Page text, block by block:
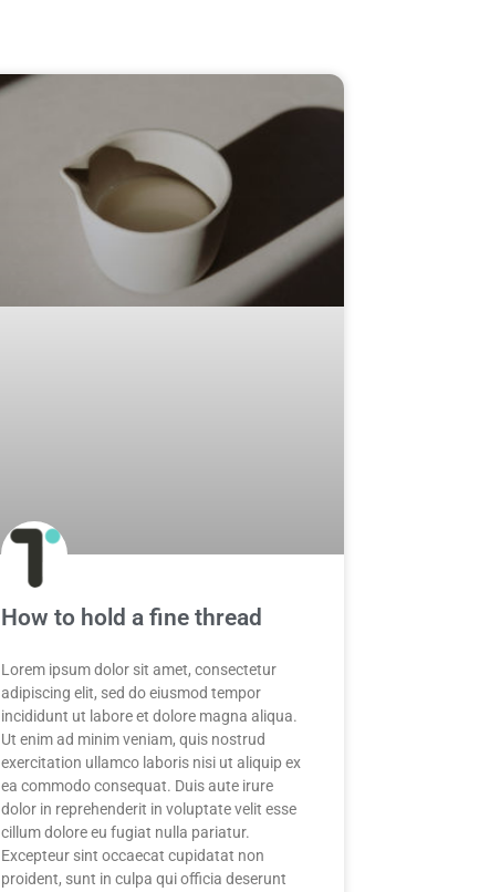
How to hold a fine thread
Lorem ipsum dolor sit amet, consectetur
adipiscing elit, sed do eiusmod tempor
incididunt ut labore et dolore magna aliqua.
Ut enim ad minim veniam, quis nostrud
exercitation ullamco laboris nisi ut aliquip ex
ea commodo consequat. Duis aute irure
dolor in reprehenderit in voluptate velit esse
cillum dolore eu fugiat nulla pariatur.
Excepteur sint occaecat cupidatat non
proident, sunt in culpa qui officia deserunt